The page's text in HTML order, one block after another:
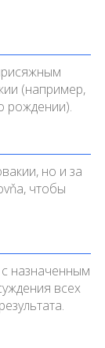
(например,
рождении).
но и за
чтобы
назначенным
всех